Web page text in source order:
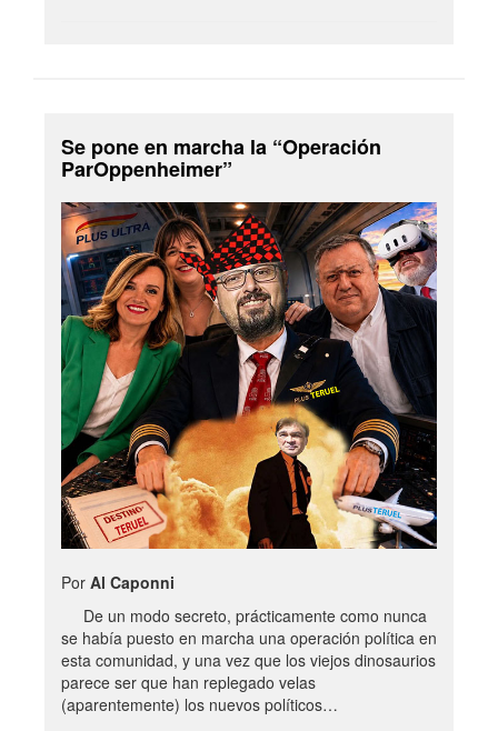
Se pone en marcha la “Operación
ParOppenheimer”
Por Al Caponni
De un modo secreto, prácticamente como nunca
se había puesto en marcha una operación política en
esta comunidad, y una vez que los viejos dinosaurios
parece ser que han replegado velas
(aparentemente) los nuevos políticos…